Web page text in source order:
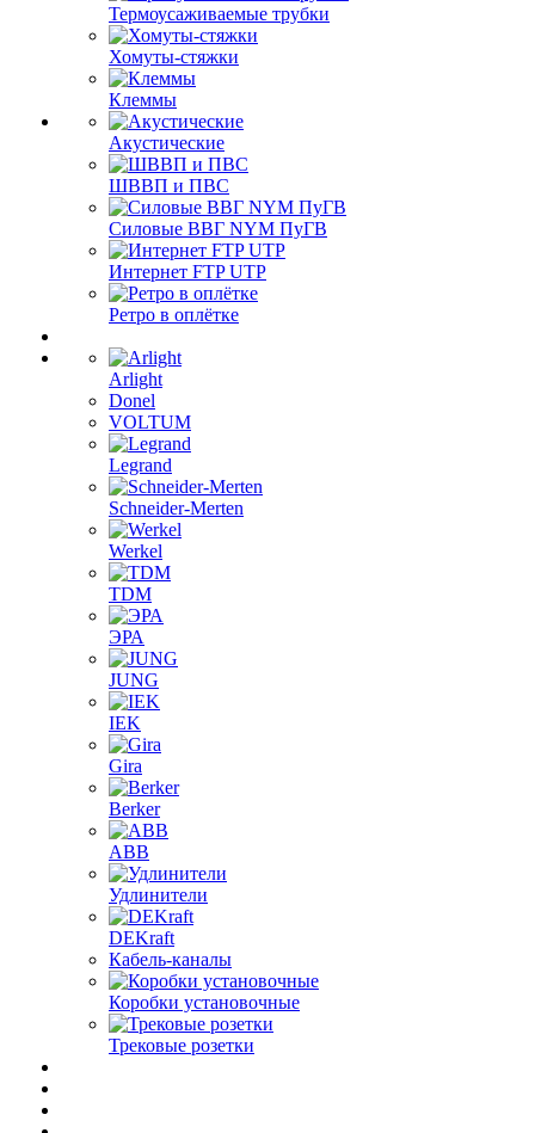
Термоусаживаемые трубки
Хомуты-стяжки
Клеммы
Акустические
ШВВП и ПВС
Силовые ВВГ NYM ПуГВ
Интернет FTP UTP
Ретро в оплётке
Arlight
Donel
VOLTUM
Legrand
Schneider-Merten
Werkel
TDM
ЭРА
JUNG
IEK
Gira
Berker
ABB
Удлинители
DEKraft
Кабель-каналы
Коробки установочные
Трековые розетки